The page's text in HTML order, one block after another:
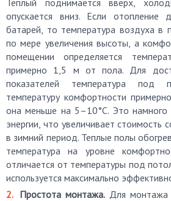
Теплый поднимается вверх,
опускается вниз. Если отопление
батарей, то температура воздуха в
по мере увеличения высоты, а
помещении определяется
примерно 1,5 м от пола. Для
показателей температура под
температуру комфортности
она меньше на 5–10°С. Это намного
энергии, что увеличивает
в зимний период. Теплые полы
температура на уровне
отличается от температуры под
используется максимально
Простота монтажа. Для монтажа